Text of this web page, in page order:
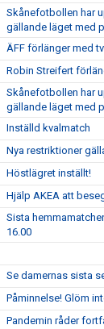
Skånefotbollen har
gällande läget med
ÄFF förlänger med
Robin Streifert
Skånefotbollen har
gällande läget med
Inställd kvalmatch
Nya restriktioner
Höstlägret inställt!
Hjälp AKEA att
Sista
16.00
Se damernas sista
Påminnelse! Glöm
Pandemin råder